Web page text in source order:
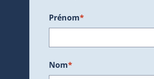
s'ouvrira dans une nouvelle fenêtre.)
Prénom*
Nom*